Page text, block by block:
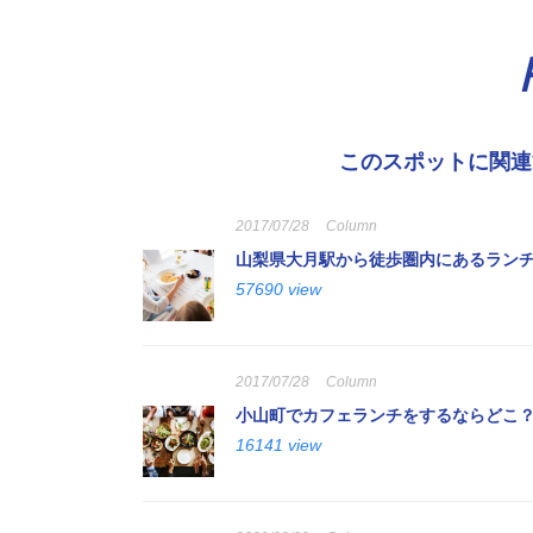
このスポットに関
2017/07/28 Column
山梨県大月駅から徒歩圏内にあるラン
57690 view
2017/07/28 Column
小山町でカフェランチをするならどこ
16141 view